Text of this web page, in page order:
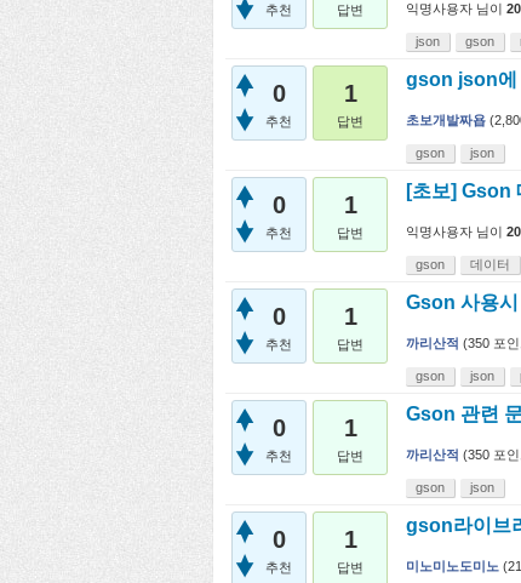
추천 답변 익명사용자 님이
json gson
0
추천
1
답변
gson json에
초보개발짜욥 (
gson json
0
추천
1
답변
[초보] Gson
익명사용자 님이
gson 데이터
0
추천
1
답변
Gson 사용
까리산적 (350 포
gson json
0
추천
1
답변
Gson 관련
까리산적 (350 포
gson json
0
추천
1
답변
gson라이브
미노미노도미노 (